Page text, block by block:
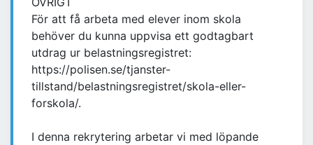
För att få arbeta med elever inom skola
behöver du kunna uppvisa ett godtagbart
utdrag ur belastningsregistret:
https://polisen.se/tjanster-
tillstand/belastningsregistret/skola-eller-
forskola/.
I denna rekrytering arbetar vi med löpande